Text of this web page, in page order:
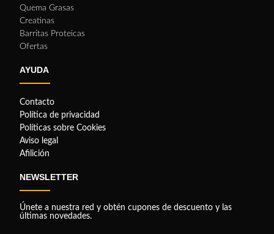
Quema Grasas
Creatinas
Barritas Proteicas
Ofertas
AYUDA
Contacto
Política de privacidad
Políticas sobre Cookies
Aviso legal
Afilición
NEWSLETTER
Únete a nuestra red y obtén cupones de descuento y las
últimas novedades.